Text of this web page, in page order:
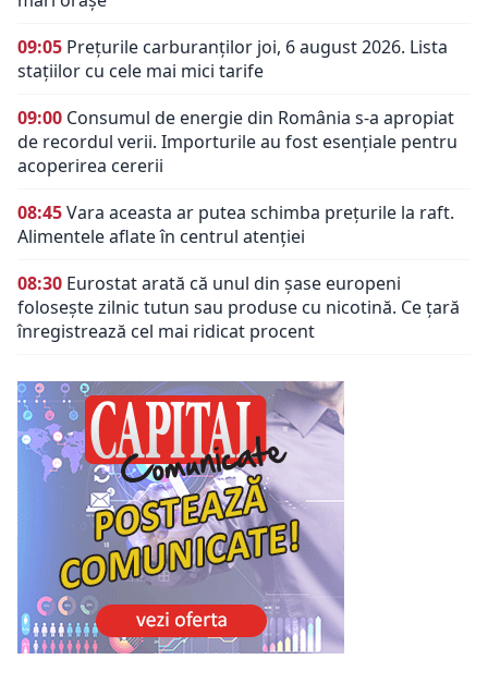
09:05 Prețurile carburanților joi, 6 august 2026. Lista
stațiilor cu cele mai mici tarife
09:00 Consumul de energie din România s-a apropiat
de recordul verii. Importurile au fost esențiale pentru
acoperirea cererii
08:45Vara aceasta ar putea schimba prețurile la raft.
Alimentele aflate în centrul atenției
08:30 Eurostat arată că unul din șase europeni
folosește zilnic tutun sau produse cu nicotină. Ce țară
înregistrează cel mai ridicat procent